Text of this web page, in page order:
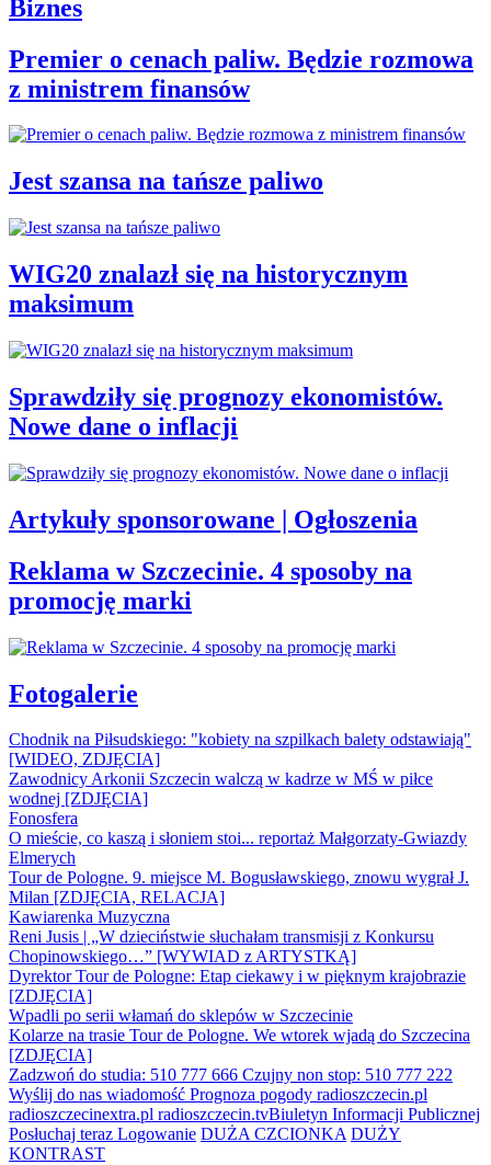
Biznes
Premier o cenach paliw. Będzie rozmowa
z ministrem finansów
Jest szansa na tańsze paliwo
WIG20 znalazł się na historycznym
maksimum
Sprawdziły się prognozy ekonomistów.
Nowe dane o inflacji
Artykuły sponsorowane | Ogłoszenia
Reklama w Szczecinie. 4 sposoby na
promocję marki
Fotogalerie
Chodnik na Piłsudskiego: "kobiety na szpilkach balety odstawiają"
[WIDEO, ZDJĘCIA]
Zawodnicy Arkonii Szczecin walczą w kadrze w MŚ w piłce
wodnej [ZDJĘCIA]
Fonosfera
O mieście, co kaszą i słoniem stoi... reportaż Małgorzaty-Gwiazdy
Elmerych
Tour de Pologne. 9. miejsce M. Bogusławskiego, znowu wygrał J.
Milan [ZDJĘCIA, RELACJA]
Kawiarenka Muzyczna
Reni Jusis | „W dzieciństwie słuchałam transmisji z Konkursu
Chopinowskiego…” [WYWIAD z ARTYSTKĄ]
Dyrektor Tour de Pologne: Etap ciekawy i w pięknym krajobrazie
[ZDJĘCIA]
Wpadli po serii włamań do sklepów w Szczecinie
Kolarze na trasie Tour de Pologne. We wtorek wjadą do Szczecina
[ZDJĘCIA]
Zadzwoń do studia: 510 777 666 Czujny non stop: 510 777 222
Wyślij do nas wiadomość Prognoza pogody radioszczecin.pl
radioszczecinextra.pl radioszczecin.tvBiuletyn Informacji Publicznej
Posłuchaj teraz Logowanie DUŻA CZCIONKA DUŻY
KONTRAST